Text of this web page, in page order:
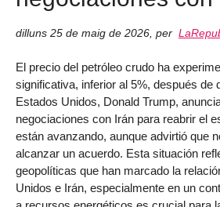
dilluns 25 de maig de 2026 per
El precio del petróleo crudo ha
significativa, inferior al 5%, después de
Estados Unidos, Donald Trump,
negociaciones con Irán para reabrir el
están avanzando, aunque advirtió que
alcanzar un acuerdo. Esta situación
geopolíticas que han marcado la
Unidos e Irán, especialmente en un